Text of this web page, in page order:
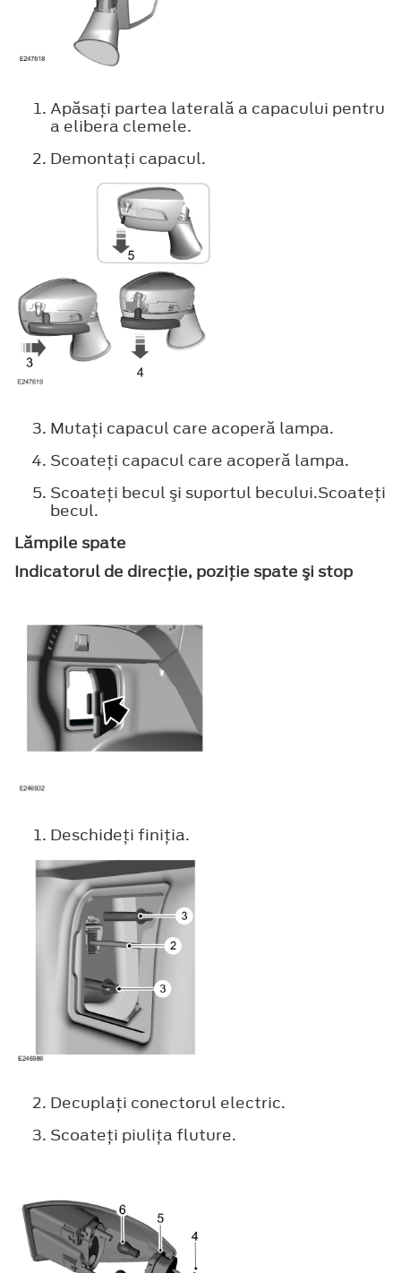
Apăsaţi partea laterală a capacului pentru
a elibera clemele.
Demontaţi capacul.
Mutaţi capacul care acoperă lampa.
Scoateţi capacul care acoperă lampa.
Scoateţi becul şi suportul becului.Scoateţi
becul.
Lămpile spate
Indicatorul de direcţie, poziţie spate şi stop
Deschideţi finiţia.
Decuplaţi conectorul electric.
Scoateţi piuliţa fluture.